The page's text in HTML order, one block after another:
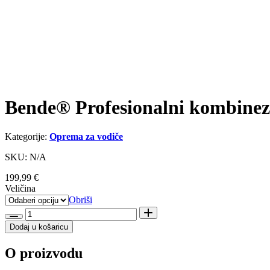
Bende® Profesionalni
Kategorije: Oprema za vodiče
SKU: N/A
199,99 €
Veličina
Obriši
Bende®
Profesionalni
kombinezon
Dodaj u košaricu
O proizvodu